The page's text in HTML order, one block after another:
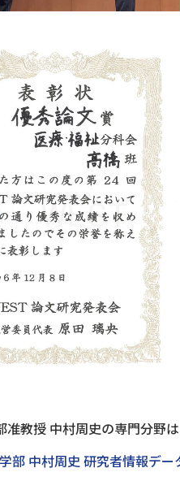
准教授 中村周史の専門分野
部 中村周史 研究者情報デー